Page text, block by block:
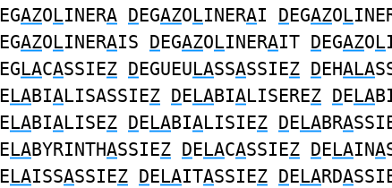
EGAZOLINERA DEGAZOLINERAI DEGAZOL
EGAZOLINERAIS DEGAZOLINERAIT DEGAZOL
EGLACASSIEZ DEGUEULASSASSIEZ DEHALA
ELABIALISASSIEZ DELABIALISEREZ DELA
ELABIALISEZ DELABIALISIEZ DELABRA
ELABYRINTHASSIEZ DELACASSIEZ DELAINA
ELAISSASSIEZ DELAITASSIEZ DELARDA